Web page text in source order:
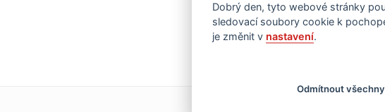
29 30
Dobrý den, tyto webové stránky
sledovací soubory cookie k
je změnit v nastavení.
Odmítnout všechny